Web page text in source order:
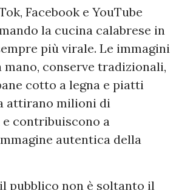
Facebook e YouTube
la cucina calabrese in
più virale. Le immagini
mano, conserve tradizionali,
cotto a legna e piatti
attirano milioni di
contribuiscono a
autentica della
pubblico non è soltanto il